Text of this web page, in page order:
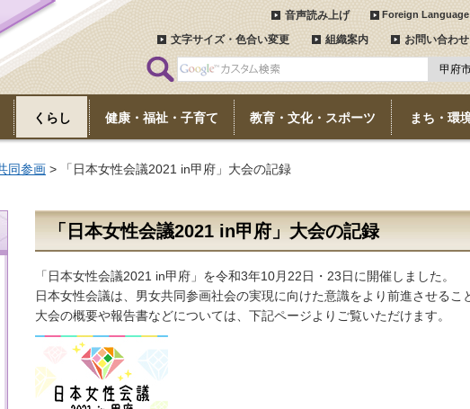
音声読み上げ Foreign Language
文字サイズ・色合い変更 組織案内 お問い合わせ
くらし 健康・福祉・子育て 教育・文化・スポーツ まち・環
同参画 > 「日本女性会議2021 in甲府」大会の記録
「日本女性会議2021 in甲府」大会の記録
「日本女性会議2021 in甲府」を令和3年10月22日・23日に開催しました。
日本女性会議は、男女共同参画社会の実現に向けた意識をより前進させるこ
大会の概要や報告書などについては、下記ページよりご覧いただけます。